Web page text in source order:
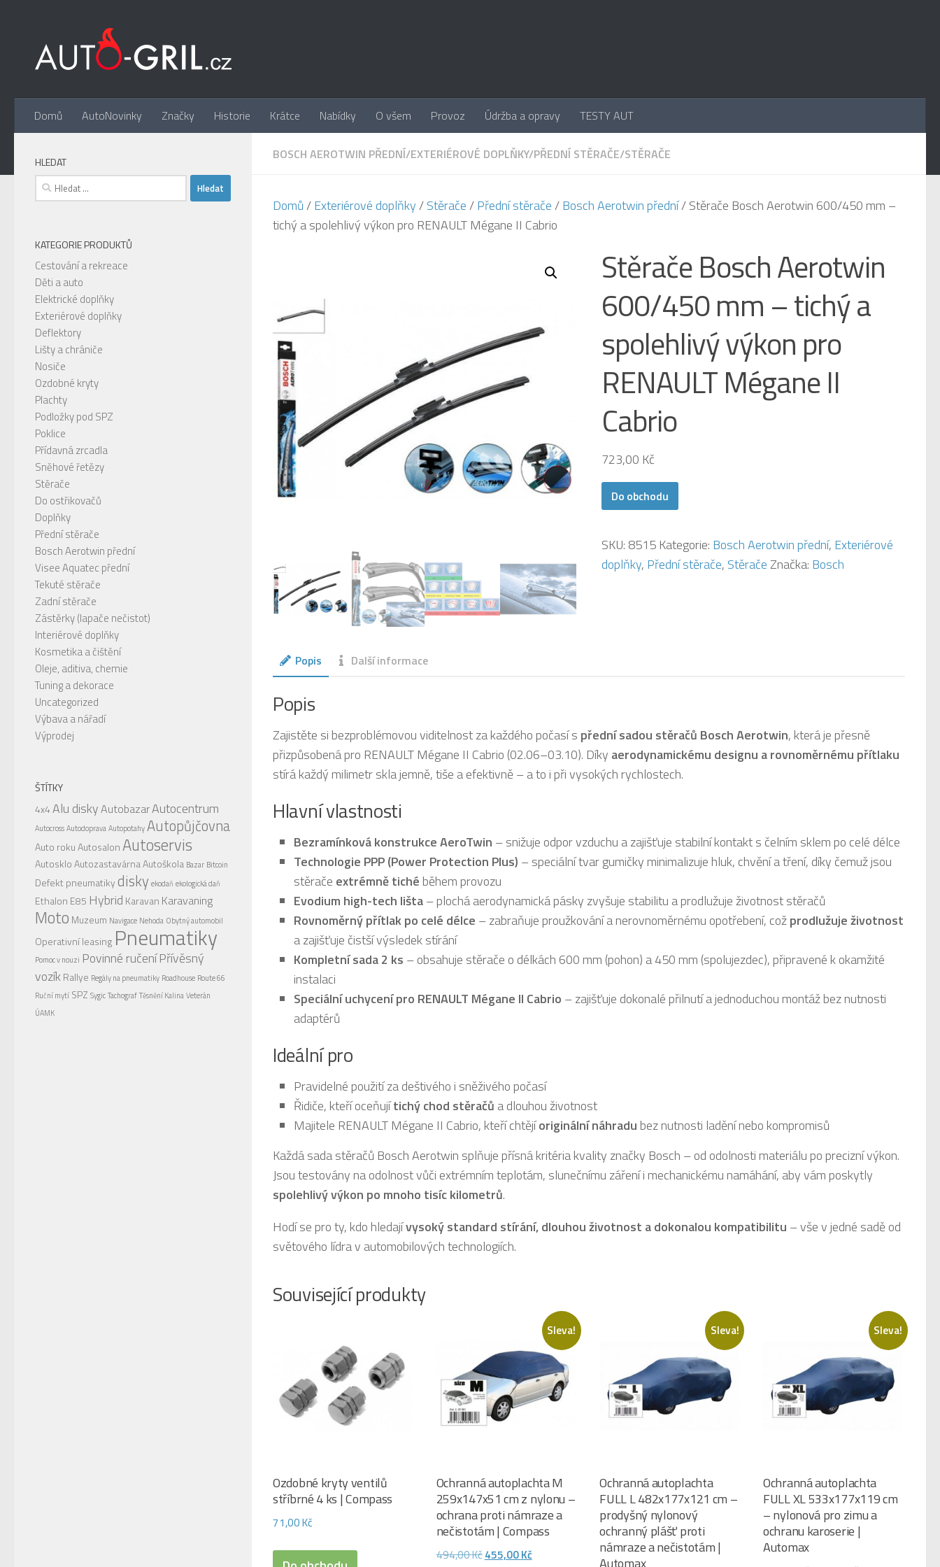
Domů AutoNovinky Značky Historie Krátce Nabídky O všem Provoz Údržba a opravy TESTY AUT
BOSCH AEROTWIN PŘEDNÍ/EXTERIÉROVÉ DOPLŇKY/PŘEDNÍ STĚRAČE/STĚRAČE
Domů/Exteriérové doplňky/Stěrače/Přední stěrače/Bosch Aerotwin přední/ Stěrače Bosch Aerotwin 600/450 mm –
tichý a spolehlivý výkon pro RENAULT Mégane II Cabrio
Stěrače Bosch Aerotwin
600/450 mm – tichý a
spolehlivý výkon pro
RENAULT Mégane II
Cabrio
723,00 Kč
Do obchodu
SKU: 8515 Kategorie: Bosch Aerotwin přední, Exteriérové
doplňky, Přední stěrače, Stěrače Značka: Bosch
Popis Další informace
Popis
Zajistěte si bezproblémovou viditelnost za každého počasí s přední sadou stěračů Bosch Aerotwin, která je přesně
přizpůsobená pro RENAULT Mégane II Cabrio (02.06–03.10). Díky aerodynamickému designu a rovnoměrnému přítlaku
stírá každý milimetr skla jemně, tiše a efektivně – a to i při vysokých rychlostech.
Hlavní vlastnosti
Bezramínková konstrukce AeroTwin – snižuje odpor vzduchu a zajišťuje stabilní kontakt s čelním sklem po celé délce
Technologie PPP (Power Protection Plus) – speciální tvar gumičky minimalizuje hluk, chvění a tření, díky čemuž jsou
stěrače extrémně tiché během provozu
Evodium high-tech lišta– plochá aerodynamická pásky zvyšuje stabilitu a prodlužuje životnost stěračů
Rovnoměrný přítlak po celé délce – zabraňuje proužkování a nerovnoměrnému opotřebení, cožprodlužuje životnost
a zajišťuje čistší výsledek stírání
Kompletní sada 2 ks – obsahuje stěrače o délkách 600 mm (pohon) a 450 mm (spolujezdec), připravené k okamžité
instalaci
Speciální uchycení pro RENAULT Mégane II Cabrio – zajišťuje dokonalé přilnutí a jednoduchou montáž bez nutnosti
adaptérů
Ideální pro
Pravidelné použití za deštivého i sněživého počasí
Řidiče, kteří oceňujítichý chod stěračů a dlouhou životnost
Majitele RENAULT Mégane II Cabrio, kteří chtějíoriginální náhradu bez nutnosti ladění nebo kompromisů
Každá sada stěračů Bosch Aerotwin splňuje přísná kritéria kvality značky Bosch – od odolnosti materiálu po precizní výkon.
Jsou testovány na odolnost vůči extrémním teplotám, slunečnímu záření i mechanickému namáhání, aby vám poskytly
spolehlivý výkon po mnoho tisíc kilometrů.
Hodí se pro ty, kdo hledajívysoký standard stírání, dlouhou životnost a dokonalou kompatibilitu – vše v jedné sadě od
světového lídra v automobilových technologiích.
Související produkty
Ozdobné kryty ventilů
stříbrné 4 ks | Compass
71,00Kč
Sleva!
Ochranná autoplachta M
259x147x51 cm z nylonu –
ochrana proti námraze a
nečistotám | Compass
494,00KčPůvodní
455,00KčAktuální
Sleva!
Ochranná autoplachta
FULL L 482x177x121 cm –
prodyšný nylonový
ochranný plášť proti
námraze a nečistotám |
Automax
Sleva!
Ochranná autoplachta
FULL XL 533x177x119 cm
– nylonová pro zimu a
ochranu karoserie |
Automax
HLEDAT
Vyhledávání
KATEGORIE PRODUKTŮ
Cestování a rekreace
Děti a auto
Elektrické doplňky
Exteriérové doplňky
Deflektory
Lišty a chrániče
Nosiče
Ozdobné kryty
Plachty
Podložky pod SPZ
Poklice
Přídavná zrcadla
Sněhové řetězy
Stěrače
Do ostřikovačů
Doplňky
Přední stěrače
Bosch Aerotwin přední
Visee Aquatec přední
Tekuté stěrače
Zadní stěrače
Zástěrky (lapače nečistot)
Interiérové doplňky
Kosmetika a čištění
Oleje, aditiva, chemie
Tuning a dekorace
Uncategorized
Výbava a nářadí
Výprodej
ŠTÍTKY
4x4Alu diskyAutobazarAutocentrum
AutocrossAutodopravaAutopotahyAutopůjčovna
Auto rokuAutosalonAutoservis
AutoskloAutozastavárnaAutoškola Bazar Bitcoin
Defekt pneumatikydisky ekodaň ekologická daň
Ethalon E85 Hybrid Karavan Karavaning
Moto Muzeum Navigace Nehoda Obytný automobil
Operativní leasing Pneumatiky
Pomoc v nouzi Povinné ručeníPřívěsný
vozíkRallye Regály na pneumatiky Roadhouse Route 66
Ruční mytí SPZ SygicTachografTěsnění KalinaVeterán
ÚAMK